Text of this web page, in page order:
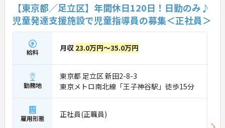
【東京都／足立区】年間休日120日！日勤のみ♪
児童発達支援施設で児童指導員の募集＜正社員＞
給料 月収 23.0万円～35.0万円
勤務地
東京都 足立区 新田2-8-3
東京メトロ南北線「王子神谷駅」徒歩15分
雇用形態 正社員(正職員)